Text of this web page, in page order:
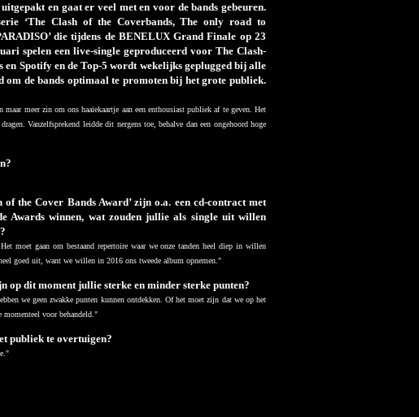
en gaat er veel met en voor de bands gebeuren.
‘The Clash of the Coverbands, The only road to
die tijdens de BENELUX Grand Finale op 23
spelen een live-single geproduceerd voor The Clash-
Spotify en de Top-5 wordt wekelijks geplugged bij alle
de bands optimaal te promoten bij het grote publiek.
meer zin om ons haaiekaartje aan een enthousiast publiek af te geven. Het
Vanzelfsprekend leidde dit nergens toe, behalve dan een ongehoord hoge
the Cover Bands Award’ zijn o.a. een cd-contract met
Awards winnen, wat zouden jullie als single uit willen
moet gaan om bestaand repertoire waar we onze tanden heel diep in willen
goed uit, want we willen in 2016 ons tweede album opnemen."
op dit moment jullie sterke en minder sterke punten?
we geen zwakke punten kunnen ontdekken. Of het moet zijn dat we op het
momenteel voor behandeld."
publiek te overtuigen?